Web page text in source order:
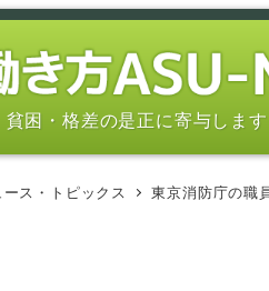
困・格差の是正に寄与します
ース・トピックス 東京消防庁の職